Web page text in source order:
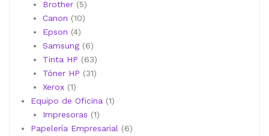
Brother 55
productos
Canon 1010
Epson 44
productos
Samsung 66
productos
Tinta HP 6363
productos
Tóner HP 3131
Xerox 11
producto
Equipo de Oficina 11
Impresoras 11
producto
Papelería Empresarial 66